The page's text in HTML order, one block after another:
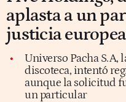
aplasta a un
justicia europea
Universo Pacha S.A,
discoteca, intentó
aunque la solicitud
un particular